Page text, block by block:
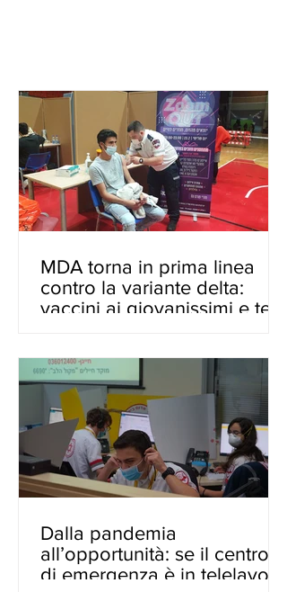
MDA torna in prima linea
contro la variante delta:
vaccini ai giovanissimi e test
Dalla pandemia
all’opportunità: se il centro
di emergenza è in telelavoro